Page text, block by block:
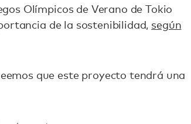
Olímpicos de Verano de Tokio
de la sostenibilidad, según
que este proyecto tendrá una